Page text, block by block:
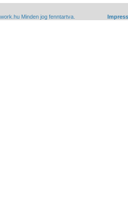
Minden jog fenntartva.